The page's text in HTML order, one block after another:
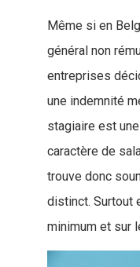
Même si en
général non
entreprises
une indemnité
stagiaire est
caractère de
trouve donc
distinct. Surtout
minimum et sur